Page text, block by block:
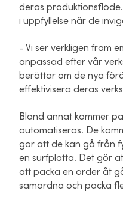
deras
i uppfyllelse när de
- Vi ser verkligen fram
anpassad efter vår
berättar om de nya
effektivisera deras
Bland annat kommer
automatiseras. De
gör att de kan gå från
en surfplatta. Det gör
att packa en order åt
samordna och packa